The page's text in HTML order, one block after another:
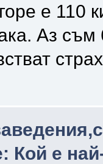
е 110
Аз съм
Кой е